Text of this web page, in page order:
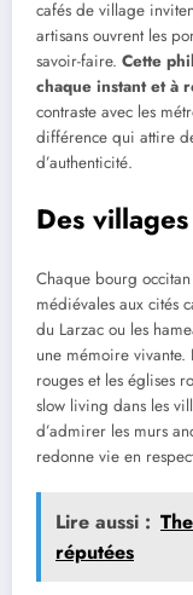
cafés de village
artisans ouvrent les
savoir-faire. Cette
chaque instant et à
contraste avec les
différence qui attire
d’authenticité.
Des
Chaque bourg
médiévales aux cités
du Larzac ou les
une mémoire vivante.
rouges et les églises
slow living dans les
d’admirer les murs
redonne vie en
Lire aussi :
réputées